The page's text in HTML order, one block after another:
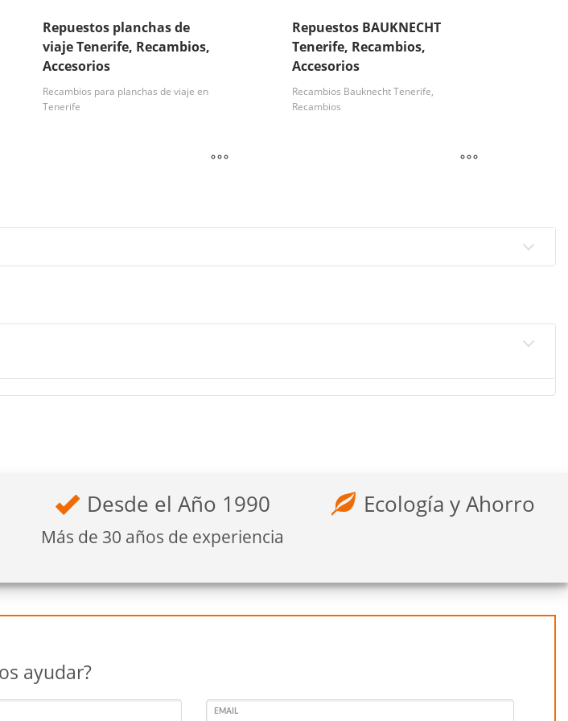
Repuestos planchas de
viaje Tenerife, Recambios,
Accesorios
Recambios para planchas de viaje en
Tenerife
Repuestos BAUKNECHT
Tenerife, Recambios,
Accesorios
Recambios Bauknecht Tenerife,
Recambios
Desde el Año 1990
Más de 30 años de experiencia
Ecología y Ahorro
ayudar?
EMAIL